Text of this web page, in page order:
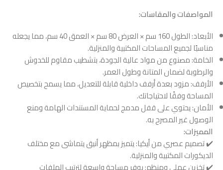
المواصفات والمقاسات:
الأبعاد: الطول 160 سم × العرض 80 سم × العمق 40 سم، مما يجعله
مناسبًا لجميع المساحات المكتبية والمنزلية.
الخامة: مصنوع من مواد عالية الجودة، بتشطيب مقاوم للخدوش
والرطوبة لضمان المتانة وطول العمر.
الأرفف: مزود بعدة أرفف داخلية قابلة للتعديل، مما يسمح بتخصيص
المساحة وفقًا لاحتياجاتك.
الأمان: يحتوي على قفل مدمج لحماية المستندات الهامة ومنع
الوصول غير المصرح به.
المميزات:
✔️ تصميم عصري من أيكيا: يتميز بمظهر أنيق يتماشى مع مختلف
الديكورات المكتبية والمنزلية.